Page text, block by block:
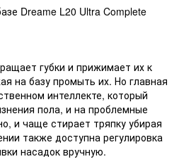
губки и прижимает их к
на базу промыть их. Но главная
интеллекте, который
пола, и на проблемные
и чаще стирает тряпку убирая
также доступна регулировка
насадок вручную.